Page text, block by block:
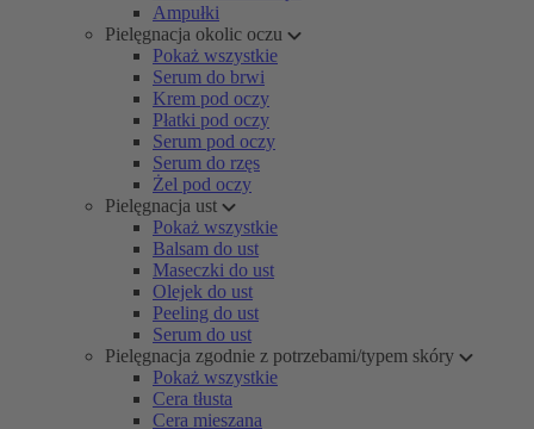
Ampułki
Pielęgnacja okolic oczu
Pokaż wszystkie
Serum do brwi
Krem pod oczy
Płatki pod oczy
Serum pod oczy
Serum do rzęs
Żel pod oczy
Pielęgnacja ust
Pokaż wszystkie
Balsam do ust
Maseczki do ust
Olejek do ust
Peeling do ust
Serum do ust
Pielęgnacja zgodnie z potrzebami/typem skóry
Pokaż wszystkie
Cera tłusta
Cera mieszana